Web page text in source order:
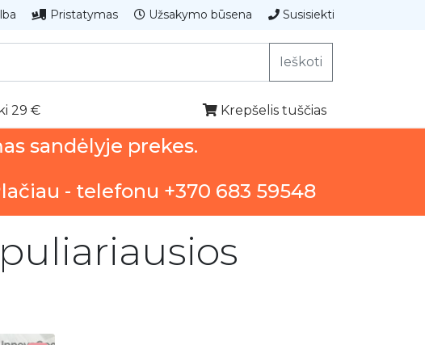
Pristatymas Užsakymo būsena Susisiekti
Ieškoti
29 € Krepšelis tuščias
sandėlyje prekes.
- telefonu +370 683 59548